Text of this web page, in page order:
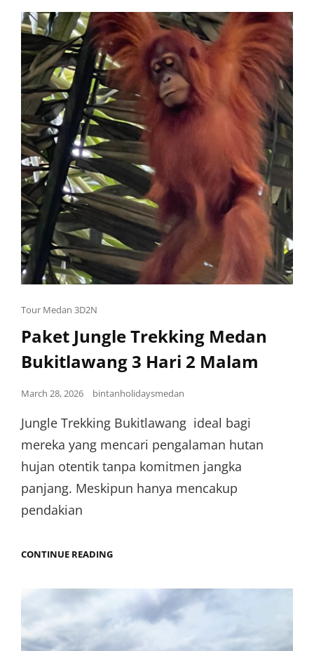
Tour Medan 3D2N
Paket Jungle Trekking Medan
Bukitlawang 3 Hari 2 Malam
March 28, 2026 bintanholidaysmedan
Jungle Trekking Bukitlawang ideal bagi
mereka yang mencari pengalaman hutan
hujan otentik tanpa komitmen jangka
panjang. Meskipun hanya mencakup
pendakian
CONTINUE READING